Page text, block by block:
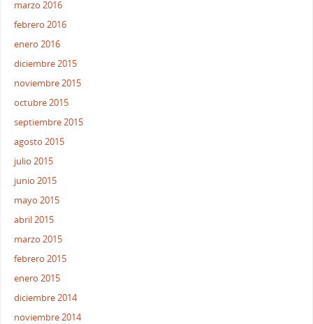
marzo 2016
febrero 2016
enero 2016
diciembre 2015
noviembre 2015
octubre 2015
septiembre 2015
agosto 2015
julio 2015
junio 2015
mayo 2015
abril 2015
marzo 2015
febrero 2015
enero 2015
diciembre 2014
noviembre 2014